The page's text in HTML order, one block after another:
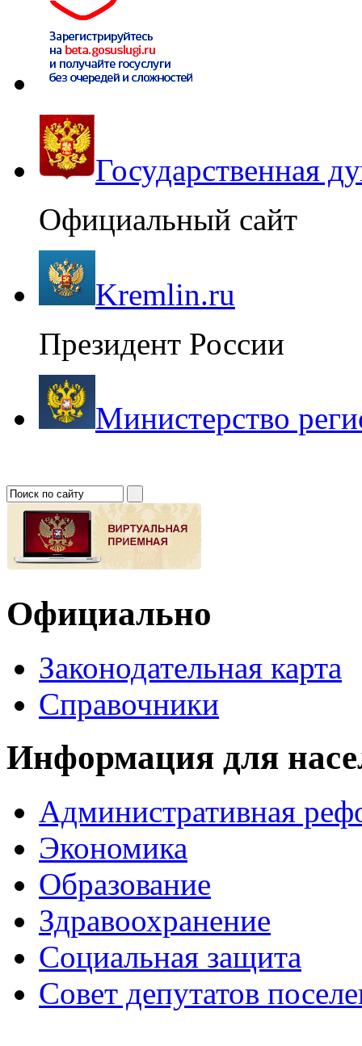
Государственная
Официальный сайт
Kremlin.ru
Президент России
Министерство
Официально
Законодательная карта
Справочники
Информация для
Административная
Экономика
Образование
Здравоохранение
Социальная защита
Совет депутатов